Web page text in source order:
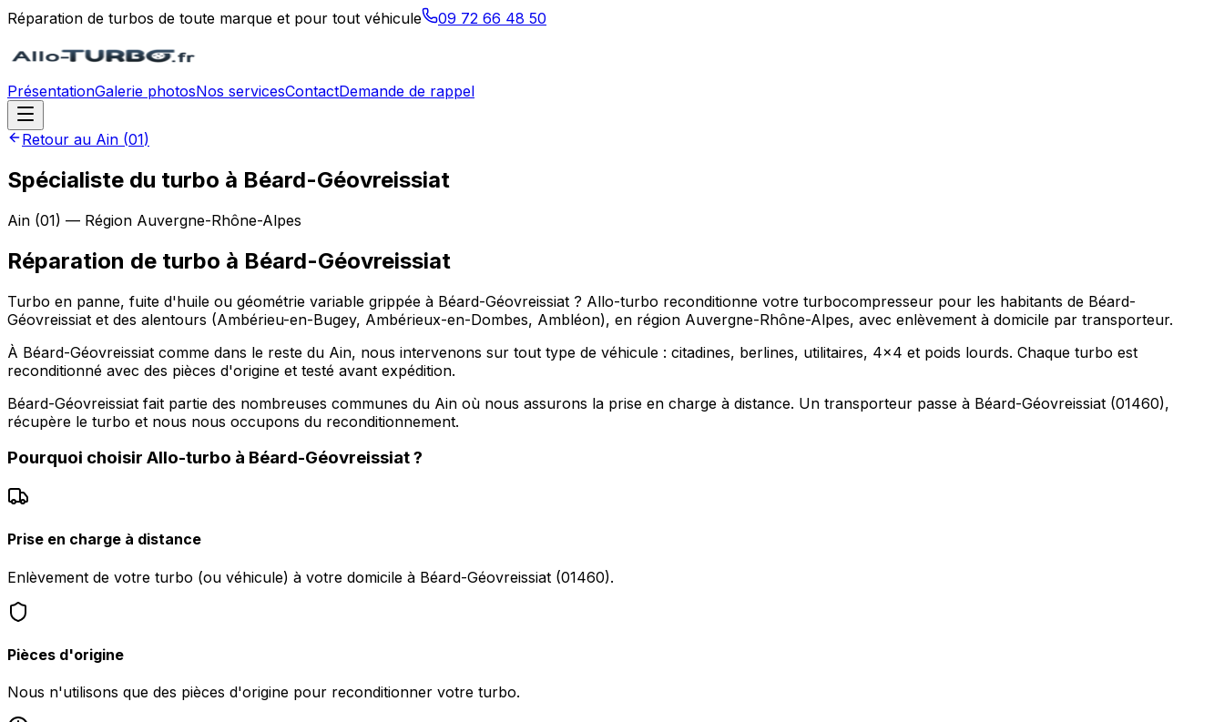
Réparation de turbos de toute marque et pour tout véhicule 09 72 66 48 50
PrésentationGalerie photosNos servicesContactDemande de rappel
Retour au Ain (01)
Spécialiste du turbo à Béard-Géovreissiat
Ain (01) — Région Auvergne-Rhône-Alpes
Réparation de turbo à Béard-Géovreissiat
Turbo en panne, fuite d'huile ou géométrie variable grippée à Béard-Géovreissiat ? Allo-turbo reconditionne votre turbocompresseur pour les habitants de Béard-
Géovreissiat et des alentours (Ambérieu-en-Bugey, Ambérieux-en-Dombes, Ambléon), en région Auvergne-Rhône-Alpes, avec enlèvement à domicile par transporteur.
À Béard-Géovreissiat comme dans le reste du Ain, nous intervenons sur tout type de véhicule : citadines, berlines, utilitaires, 4x4 et poids lourds. Chaque turbo est
reconditionné avec des pièces d'origine et testé avant expédition.
Béard-Géovreissiat fait partie des nombreuses communes du Ain où nous assurons la prise en charge à distance. Un transporteur passe à Béard-Géovreissiat (01460),
récupère le turbo et nous nous occupons du reconditionnement.
Pourquoi choisir Allo-turbo à Béard-Géovreissiat?
Prise en charge à distance
Enlèvement de votre turbo (ou véhicule) à votre domicile à Béard-Géovreissiat (01460).
Pièces d'origine
Nous n'utilisons que des pièces d'origine pour reconditionner votre turbo.